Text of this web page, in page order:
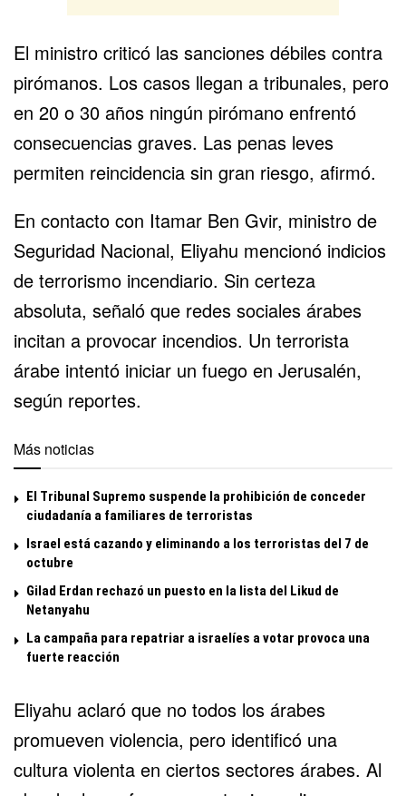
El ministro criticó las sanciones débiles contra
pirómanos. Los casos llegan a tribunales, pero
en 20 o 30 años ningún pirómano enfrentó
consecuencias graves. Las penas leves
permiten reincidencia sin gran riesgo, afirmó.
En contacto con Itamar Ben Gvir, ministro de
Seguridad Nacional, Eliyahu mencionó indicios
de terrorismo incendiario. Sin certeza
absoluta, señaló que redes sociales árabes
incitan a provocar incendios. Un terrorista
árabe intentó iniciar un fuego en Jerusalén,
según reportes.
Más noticias
El Tribunal Supremo suspende la prohibición de conceder
ciudadanía a familiares de terroristas
Israel está cazando y eliminando a los terroristas del 7 de
octubre
Gilad Erdan rechazó un puesto en la lista del Likud de
Netanyahu
La campaña para repatriar a israelíes a votar provoca una
fuerte reacción
Eliyahu aclaró que no todos los árabes
promueven violencia, pero identificó una
cultura violenta en ciertos sectores árabes. Al